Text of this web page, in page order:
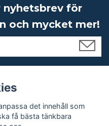
för
och mycket mer!
det innehåll som
få bästa tänkbara